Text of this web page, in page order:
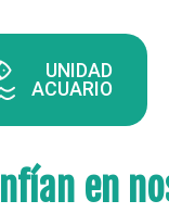
UNIDAD
ACUARIO
en